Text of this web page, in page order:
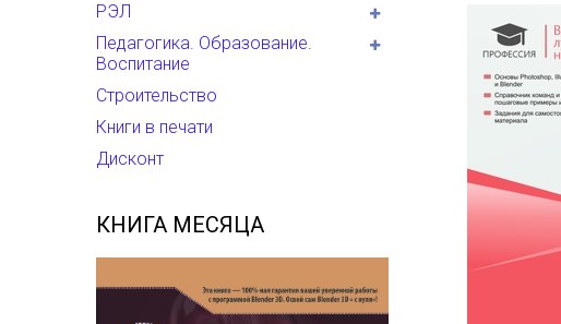
РЭЛ
Педагогика. Образование.
Воспитание
Строительство
Книги в печати
Дисконт
КНИГА МЕСЯЦА